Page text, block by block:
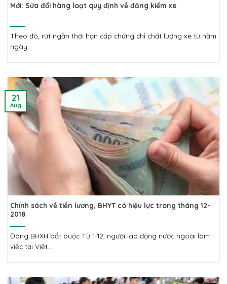
Mới: Sửa đổi hàng loạt quy định về đăng kiểm xe
Theo đó, rút ngắn thời hạn cấp chứng chỉ chất lượng xe từ năm
ngày...
Chính sách về tiền lương, BHYT có hiệu lực trong tháng 12-
2018
Đóng BHXH bắt buộc Từ 1-12, người lao động nước ngoài làm
việc tại Việt...
21
Aug